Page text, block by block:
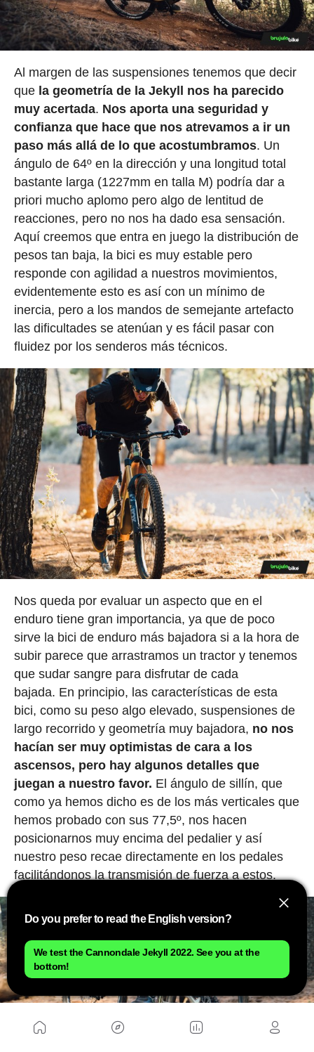
Al margen de las suspensiones tenemos que decir
que la geometría de la Jekyll nos ha parecido
muy acertada. Nos aporta una seguridad y
confianza que hace que nos atrevamos a ir un
paso más allá de lo que acostumbramos. Un
ángulo de 64º en la dirección y una longitud total
bastante larga (1227mm en talla M) podría dar a
priori mucho aplomo pero algo de lentitud de
reacciones, pero no nos ha dado esa sensación.
Aquí creemos que entra en juego la distribución de
pesos tan baja, la bici es muy estable pero
responde con agilidad a nuestros movimientos,
evidentemente esto es así con un mínimo de
inercia, pero a los mandos de semejante artefacto
las dificultades se atenúan y es fácil pasar con
fluidez por los senderos más técnicos.
Nos queda por evaluar un aspecto que en el
enduro tiene gran importancia, ya que de poco
sirve la bici de enduro más bajadora si a la hora de
subir parece que arrastramos un tractor y tenemos
que sudar sangre para disfrutar de cada
bajada. En principio, las características de esta
bici, como su peso algo elevado, suspensiones de
largo recorrido y geometría muy bajadora, no nos
hacían ser muy optimistas de cara a los
ascensos, pero hay algunos detalles que
juegan a nuestro favor. El ángulo de sillín, que
como ya hemos dicho es de los más verticales que
hemos probado con sus 77,5º, nos hacen
posicionarnos muy encima del pedalier y así
nuestro peso recae directamente en los pedales
facilitándonos la transmisión de fuerza a estos.
Do you prefer to read the English version?
We test the Cannondale Jekyll 2022. See you at the
bottom!